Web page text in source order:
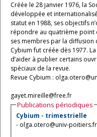
Créée le 28 janvier 1976, la
développée et
statut en 1988, ses objectifs
répondre au quatrième point
ses membres par la diffusion
Cybium fut créée dès 1977.
d’aider à publier certains
spéciaux de la revue.
Revue Cybium :
gayet.mireille@free.fr
Publications périodiques
Cybium - trimestrielle
- olga.otero@univ-poitiers.fr